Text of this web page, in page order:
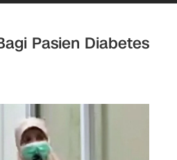
Pasien Diabetes